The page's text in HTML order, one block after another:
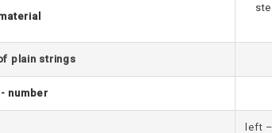
plain strings
number
left